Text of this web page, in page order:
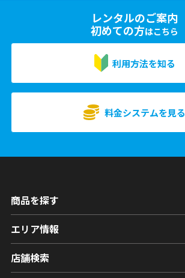
レンタルのご案内
初めての方はこちら
利用方法を知る
料金システムを見る
商品を探す
エリア情報
店舗検索